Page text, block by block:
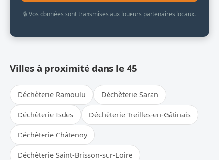
🔒 Vos données sont transmises aux loueurs partenaires locaux.
Villes à proximité dans le 45
Déchèterie Ramoulu Déchèterie Saran
Déchèterie Isdes Déchèterie Treilles-en-Gâtinais
Déchèterie Châtenoy
Déchèterie Saint-Brisson-sur-Loire